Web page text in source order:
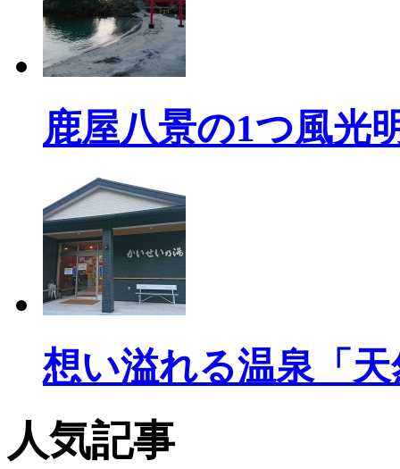
鹿屋八景の1つ風光
想い溢れる温泉「
人気記事